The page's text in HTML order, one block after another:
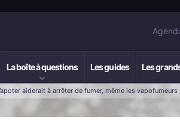
La boîte à questions Les guides Les
aiderait à arrêter de fumer, même les vapofumeurs